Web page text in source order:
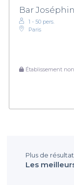
Bar
1 - 50 pers.
Paris
Établissement
Plus de
Les